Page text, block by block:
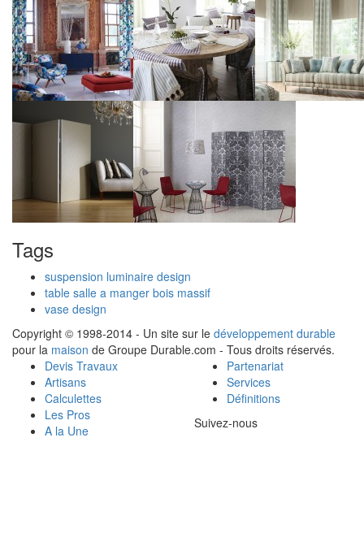
Tags
suspension luminaire design
table salle a manger bois massif
vase design
Copyright © 1998-2014 - Un site sur le développement durable
pour la maison de Groupe Durable.com - Tous droits réservés.
Devis Travaux
Artisans
Calculettes
Les Pros
A la Une
Partenariat
Services
Définitions
Suivez-nous